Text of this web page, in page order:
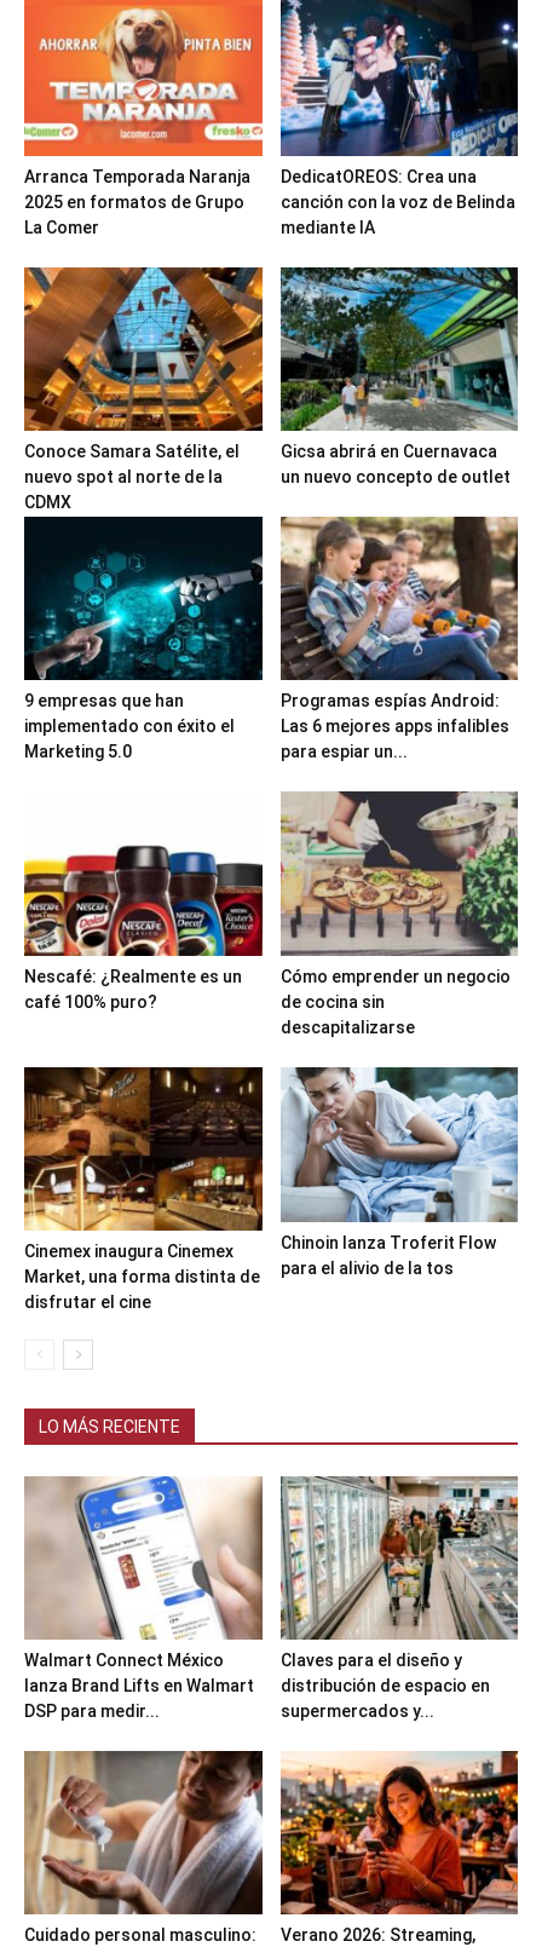
Arranca Temporada Naranja
2025 en formatos de Grupo
La Comer
DedicatOREOS: Crea una
canción con la voz de Belinda
mediante IA
Conoce Samara Satélite, el
nuevo spot al norte de la
CDMX
Gicsa abrirá en Cuernavaca
un nuevo concepto de outlet
9 empresas que han
implementado con éxito el
Marketing 5.0
Programas espías Android:
Las 6 mejores apps infalibles
para espiar un...
Nescafé: ¿Realmente es un
café 100% puro?
Cómo emprender un negocio
de cocina sin
descapitalizarse
Cinemex inaugura Cinemex
Market, una forma distinta de
disfrutar el cine
Chinoin lanza Troferit Flow
para el alivio de la tos
LO MÁS RECIENTE
Walmart Connect México
lanza Brand Lifts en Walmart
DSP para medir...
Claves para el diseño y
distribución de espacio en
supermercados y...
Cuidado personal masculino:
Verano 2026: Streaming,